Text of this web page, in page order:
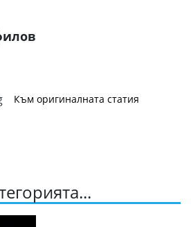
Към оригиналната статия